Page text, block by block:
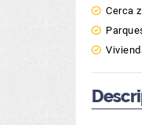
Cerca